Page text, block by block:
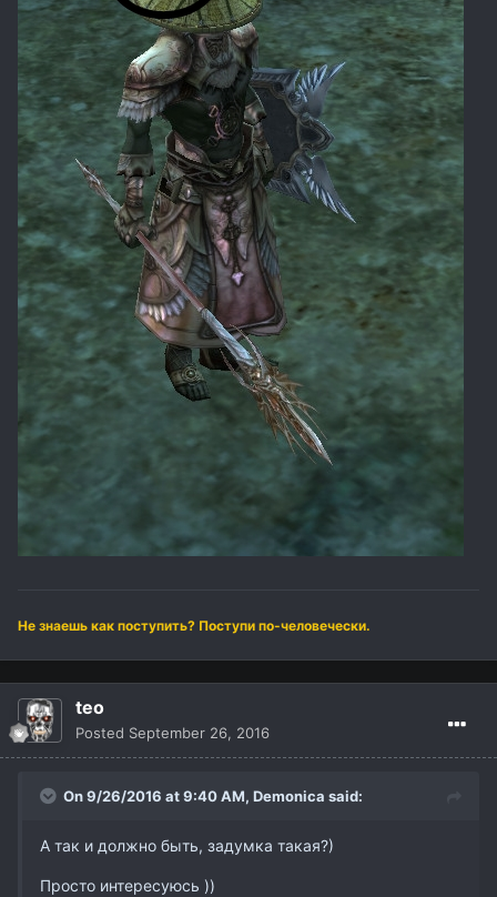
Не знаешь как поступить? Поступи по-человечески.
teo
Posted September 26, 2016
On 9/26/2016 at 9:40 AM, Demonica said:
А так и должно быть, задумка такая?)
Просто интересуюсь ))